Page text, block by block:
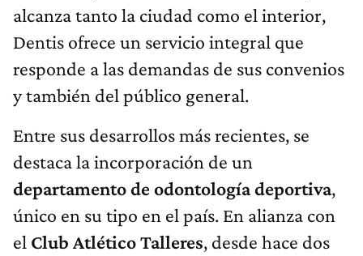
alcanza tanto la ciudad como el interior,
Dentis ofrece un servicio integral que
responde a las demandas de sus convenios
y también del público general.
Entre sus desarrollos más recientes, se
destaca la incorporación de un
departamento de odontología deportiva,
único en su tipo en el país. En alianza con
el Club Atlético Talleres, desde hace dos